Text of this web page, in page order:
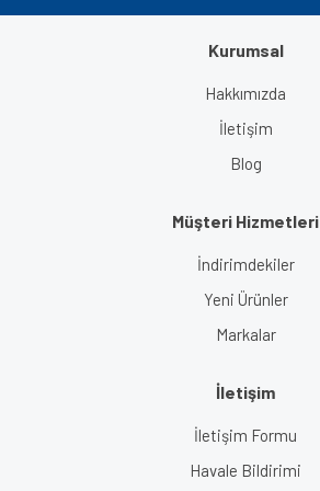
Kurumsal
Hakkımızda
İletişim
Blog
Müşteri Hizmetleri
İndirimdekiler
Yeni Ürünler
Markalar
İletişim
İletişim Formu
Havale Bildirimi